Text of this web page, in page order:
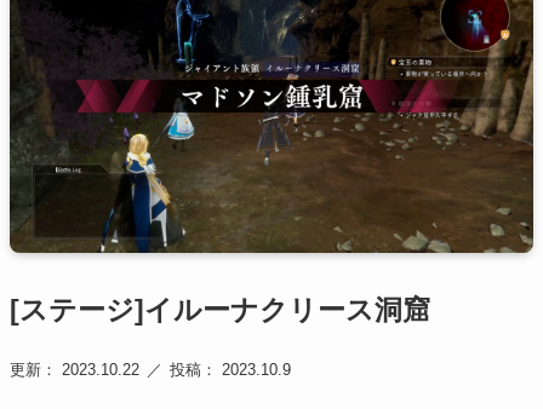
[ステージ]イルーナクリース洞窟
更新： 2023.10.22 投稿： 2023.10.9